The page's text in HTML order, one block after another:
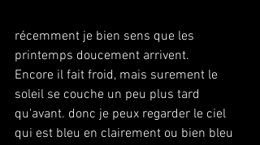
récemment je bien sens que les
printemps doucement arrivent.
Encore il fait froid, mais surement le
soleil se couche un peu plus tard
qu'avant. donc je peux regarder le ciel
qui est bleu en clairement ou bien bleu